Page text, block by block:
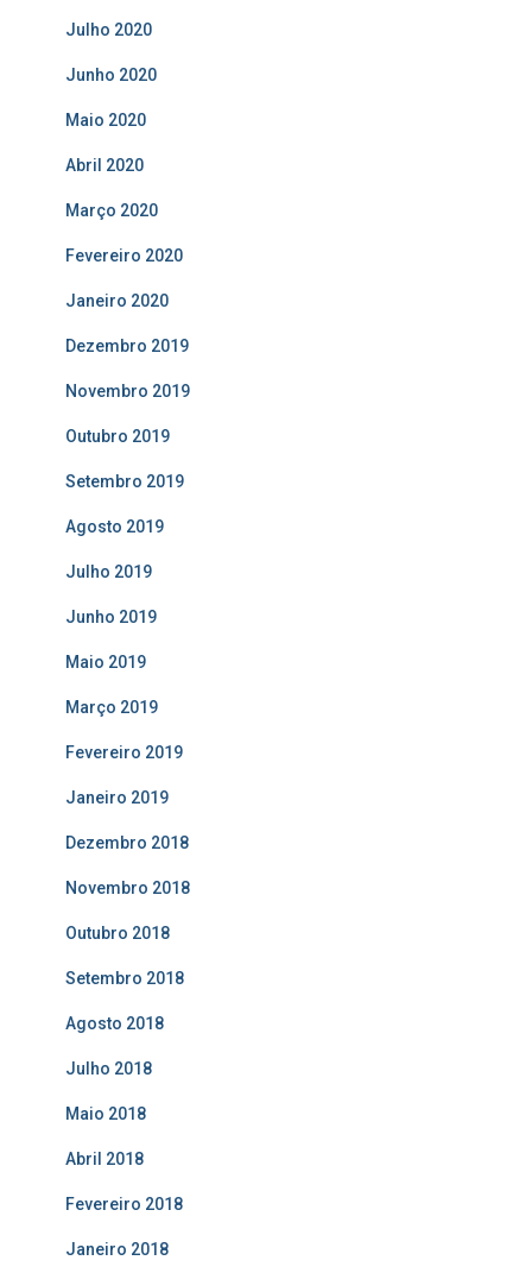
Julho 2020
Junho 2020
Maio 2020
Abril 2020
Março 2020
Fevereiro 2020
Janeiro 2020
Dezembro 2019
Novembro 2019
Outubro 2019
Setembro 2019
Agosto 2019
Julho 2019
Junho 2019
Maio 2019
Março 2019
Fevereiro 2019
Janeiro 2019
Dezembro 2018
Novembro 2018
Outubro 2018
Setembro 2018
Agosto 2018
Julho 2018
Maio 2018
Abril 2018
Fevereiro 2018
Janeiro 2018